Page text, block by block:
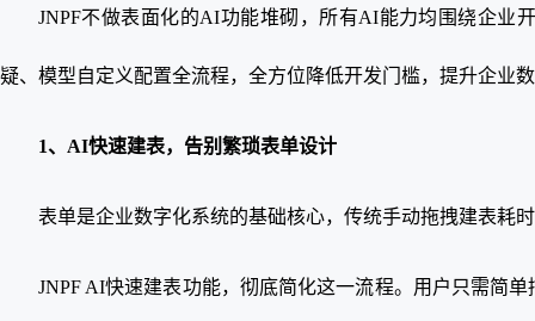
JNPF不做表面化的AI功能堆砌，所有AI能力均围绕企业
疑、模型自定义配置全流程，全方位降低开发门槛，提升企业
1、AI快速建表，告别繁琐表单设计
表单是企业数字化系统的基础核心，传统手动拖拽建表耗
JNPF AI快速建表功能，彻底简化这一流程。用户只需简